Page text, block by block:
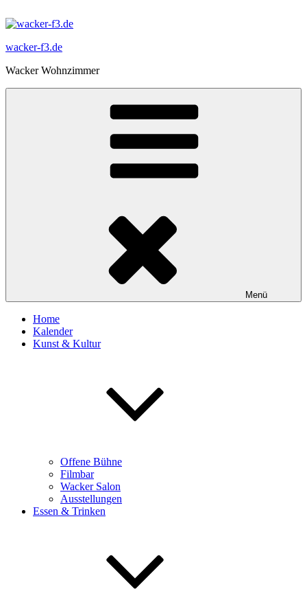
Inhalt
wacker-f3.de
Wacker Wohnzimmer
Menü
Home
Kalender
Kunst & Kultur
Offene Bühne
Filmbar
Wacker Salon
Ausstellungen
Essen & Trinken